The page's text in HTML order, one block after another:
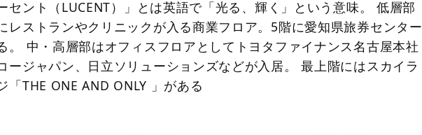
セント（LUCENT）」とは英語で「光る、輝く」という意味。 低層部
レストランやクリニックが入る商業フロア。5階に愛知県旅券センター
。 中・高層部はオフィスフロアとしてトヨタファイナンス名古屋本社
ージャパン、日立ソリューションズなどが入居。 最上階にはスカイラ
「THE ONE AND ONLY 」がある